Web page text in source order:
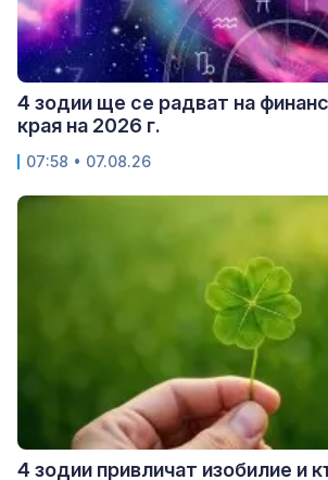
4 зодии ще се радват на
края на 2026 г.
07:58 • 07.08.26
4 зодии привличат изобилие и